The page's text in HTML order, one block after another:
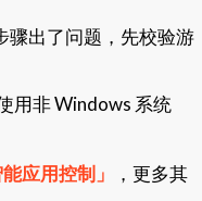
骤出了问题，先校验游
用非 Windows 系统
应用控制」
，更多其